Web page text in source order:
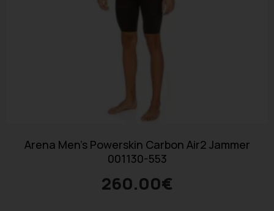
Arena Men’s Powerskin Carbon Air2 Jammer
001130-553
260.00€